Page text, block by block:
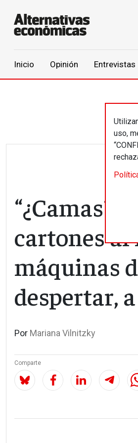
Inicio Opinión Entrevistas
uso,
“¿Camas?
cartones al
máquinas
despertar,
Por Mariana Vilnitzky
Comparte